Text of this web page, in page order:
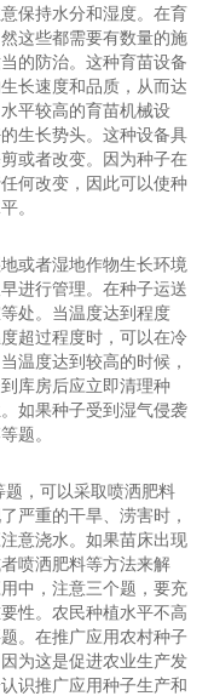
保持水分和湿度。在育
这些都需要有数量的施
的防治。这种育苗设备
长速度和品质，从而达
平较高的育苗机械设
生长势头。这种设备具
或者改变。因为种子在
何改变，因此可以使种
。
或者湿地作物生长环境
进行管理。在种子运送
处。当温度达到程度
超过程度时，可以在冷
温度达到较高的时候，
库房后应立即清理种
如果种子受到湿气侵袭
题。
，可以采取喷洒肥料
严重的干旱、涝害时，
意浇水。如果苗床出现
喷洒肥料等方法来解
中，注意三个题，要充
性。农民种植水平不高
。在推广应用农村种子
为这是促进农业生产发
识推广应用种子生产和